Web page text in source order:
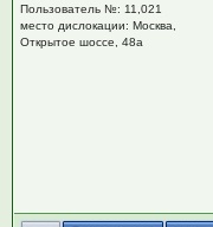
Пользователь №: 11,021
место дислокации: Москва,
Открытое шоссе, 48а